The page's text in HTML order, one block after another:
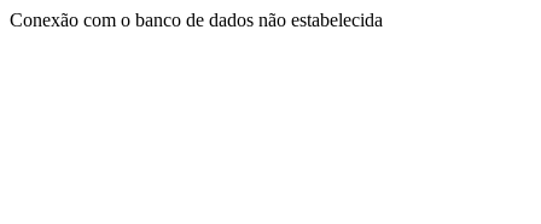
Conexão com o banco de dados não estabelecida